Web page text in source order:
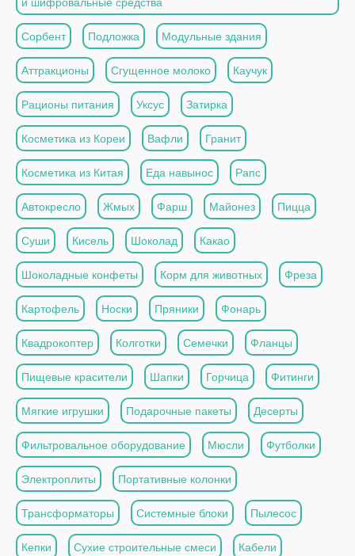
Сорбент Подложка Модульные здания
Аттракционы Сгущенное молоко Каучук
Рационы питания Уксус Затирка
Косметика из Кореи Вафли Гранит
Косметика из Китая Еда навынос Рапс
Автокресло Жмых Фарш Майонез Пицца
Суши Кисель Шоколад Какао
Шоколадные конфеты Корм для животных Фреза
Картофель Носки Пряники Фонарь
Квадрокоптер Колготки Семечки Фланцы
Пищевые красители Шапки Горчица Фитинги
Мягкие игрушки Подарочные пакеты Десерты
Фильтровальное оборудование Мюсли Футболки
Электроплиты Портативные колонки
Трансформаторы Системные блоки Пылесос
Кепки Сухие строительные смеси Кабели